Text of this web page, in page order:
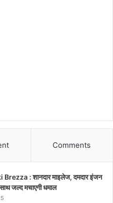
Comments
: शानदार माइलेज, दमदार इंजन
जल्द मचाएगी धमाल